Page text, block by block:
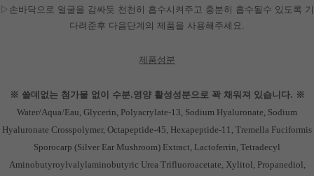
▷손바닥으로 얼굴을 감싸듯 천천히 흡수시켜주고 충분히 흡수될수 있도록 기
다려준후 다음단계의 제품을 사용해주세요.
제품성분
※ 쓸데없는 첨가물 없이 수분.영양 활성성분으로 꽉 채워져 있습니다. ※
Water/Aqua/Eau, Glycerin, Polyacrylate-13, Sodium Hyaluronate, Sodium
Hyaluronate Crosspolymer, Octapeptide-45, Hexapeptide-11, Tremella Fuciformis
Sporocarp (Silver Ear Mushroom) Extract, Lactoferrin, Tetradecyl
Aminobutyroylvalylaminobutyric Urea Trifluoroacetate, Xylitol, Propanediol,